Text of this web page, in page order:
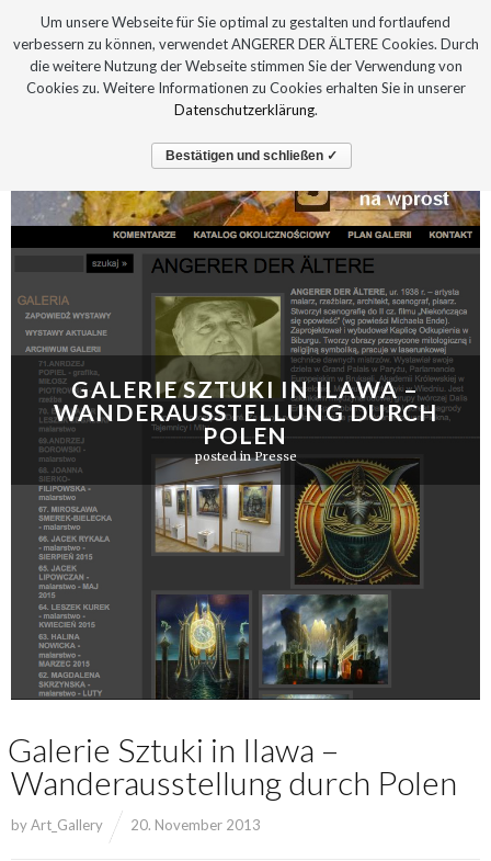
GALERIE SZTUKI IN ILAWA –
WANDERAUSSTELLUNG DURCH
POLEN
posted inPresse
Galerie Sztuki in Ilawa –
Wanderausstellung durch Polen
byArt_Gallery 20. November 2013
Um unsere Webseite für Sie optimal zu gestalten und fortlaufend
verbessern zu können, verwendet ANGERER DER ÄLTERE Cookies. Durch
die weitere Nutzung der Webseite stimmen Sie der Verwendung von
Cookies zu. Weitere Informationen zu Cookies erhalten Sie in unserer
Datenschutzerklärung.
Bestätigen und schließen ✓